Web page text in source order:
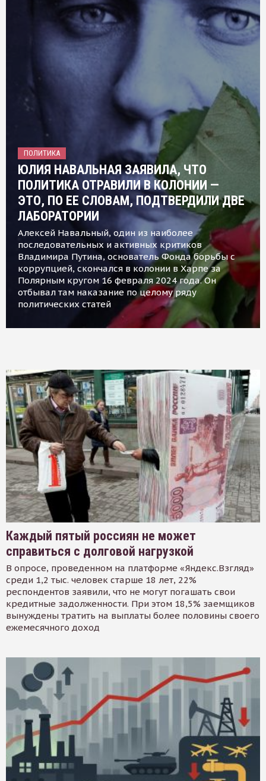
ПОЛИТИКА
ЮЛИЯ НАВАЛЬНАЯ ЗАЯВИЛА, ЧТО
ПОЛИТИКА ОТРАВИЛИ В КОЛОНИИ —
ЭТО, ПО ЕЕ СЛОВАМ, ПОДТВЕРДИЛИ ДВЕ
ЛАБОРАТОРИИ
Алексей Навальный, один из наиболее
последовательных и активных критиков
Владимира Путина, основатель Фонда борьбы с
коррупцией, скончался в колонии в Харпе за
Полярным кругом 16 февраля 2024 года. Он
отбывал там наказание по целому ряду
политических статей
Каждый пятый россиян не может
справиться с долговой нагрузкой
В опросе, проведенном на платформе «Яндекс.Взгляд»
среди 1,2 тыс. человек старше 18 лет, 22%
респондентов заявили, что не могут погашать свои
кредитные задолженности. При этом 18,5% заемщиков
вынуждены тратить на выплаты более половины своего
ежемесячного доход